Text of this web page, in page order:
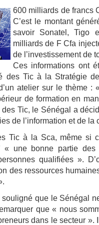
600 milliards de francs
C’est le montant
savoir Sonatel, Tigo
milliards de F Cfa
de l’investissement de
Ces informations ont
des Tic à la Stratégie
atelier sur le thème
de formation en
Tic, le Sénégal a
de l’information et de la
Tic à la Sca, même si
« une bonne partie
qualifiées ».
des ressources
que le Sénégal
que « nous
dans le secteur